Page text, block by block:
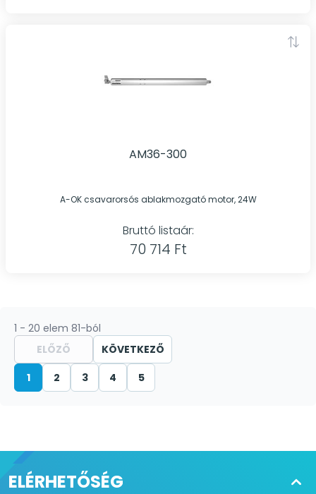
AM36-300
A-OK csavarorsós ablakmozgató motor, 24W
Bruttó listaár:
70 714 Ft
1 - 20 elem 81-ból
ELŐZŐ
1
2 3 4 5
KÖVETKEZŐ
ELÉRHETŐSÉG